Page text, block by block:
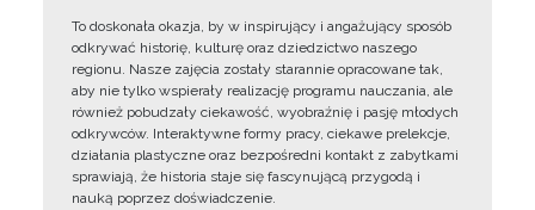
To doskonała okazja, by w inspirujący i angażujący sposób
odkrywać historię, kulturę oraz dziedzictwo naszego
regionu. Nasze zajęcia zostały starannie opracowane tak,
aby nie tylko wspierały realizację programu nauczania, ale
również pobudzały ciekawość, wyobraźnię i pasję młodych
odkrywców. Interaktywne formy pracy, ciekawe prelekcje,
działania plastyczne oraz bezpośredni kontakt z zabytkami
sprawiają, że historia staje się fascynującą przygodą i
nauką poprzez doświadczenie.